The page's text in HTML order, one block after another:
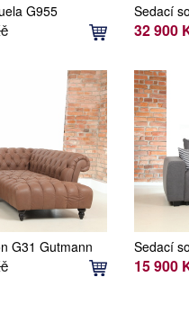
G955
Sedací
G978B
32 900
G31 Gutmann
Sedací
15 900